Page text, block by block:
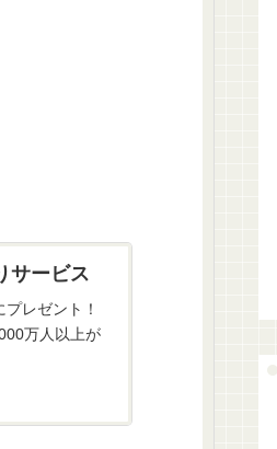
サービス
レゼント！
万人以上が